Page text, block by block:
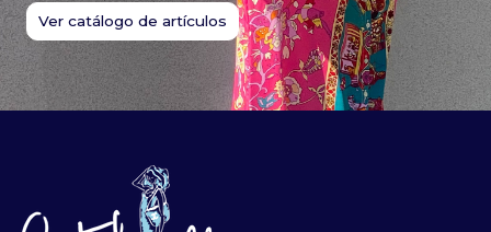
Ver catálogo de artículos